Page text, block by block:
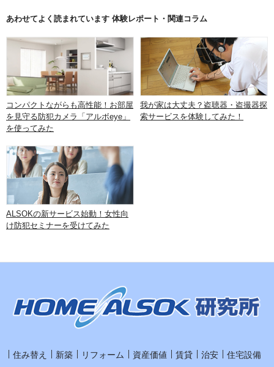
あわせてよく読まれています 体験レポート・関連コラム
コンパクトながらも高性能！お部屋
を見守る防犯カメラ「アルボeye」
を使ってみた
我が家は大丈夫？盗聴器・盗撮器探
索サービスを体験してみた！
ALSOKの新サービス始動！女性向
け防犯セミナーを受けてみた
住み替え 新築 リフォーム 資産価値 賃貸 治安
住宅設備